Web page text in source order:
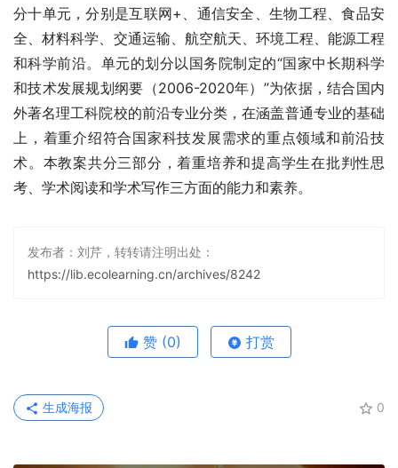
分十单元，分别是互联网+、通信安全、生物工程、食品安
全、材料科学、交通运输、航空航天、环境工程、能源工程
和科学前沿。单元的划分以国务院制定的“国家中长期科学
和技术发展规划纲要（2006-2020年）”为依据，结合国内
外著名理工科院校的前沿专业分类，在涵盖普通专业的基础
上，着重介绍符合国家科技发展需求的重点领域和前沿技
术。本教案共分三部分，着重培养和提高学生在批判性思
考、学术阅读和学术写作三方面的能力和素养。
发布者：刘芹，转转请注明出处：
https://lib.ecolearning.cn/archives/8242
赞 (0) 打赏
0
生成海报